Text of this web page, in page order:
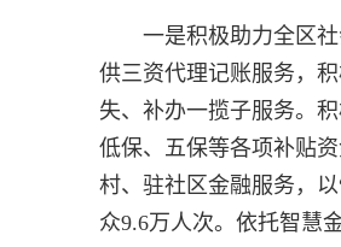
一是积极助力全区
供三资代理记账服务，
失、补办一揽子服务。
低保、五保等各项补贴
村、驻社区金融服务，
众9.6万人次。依托智慧